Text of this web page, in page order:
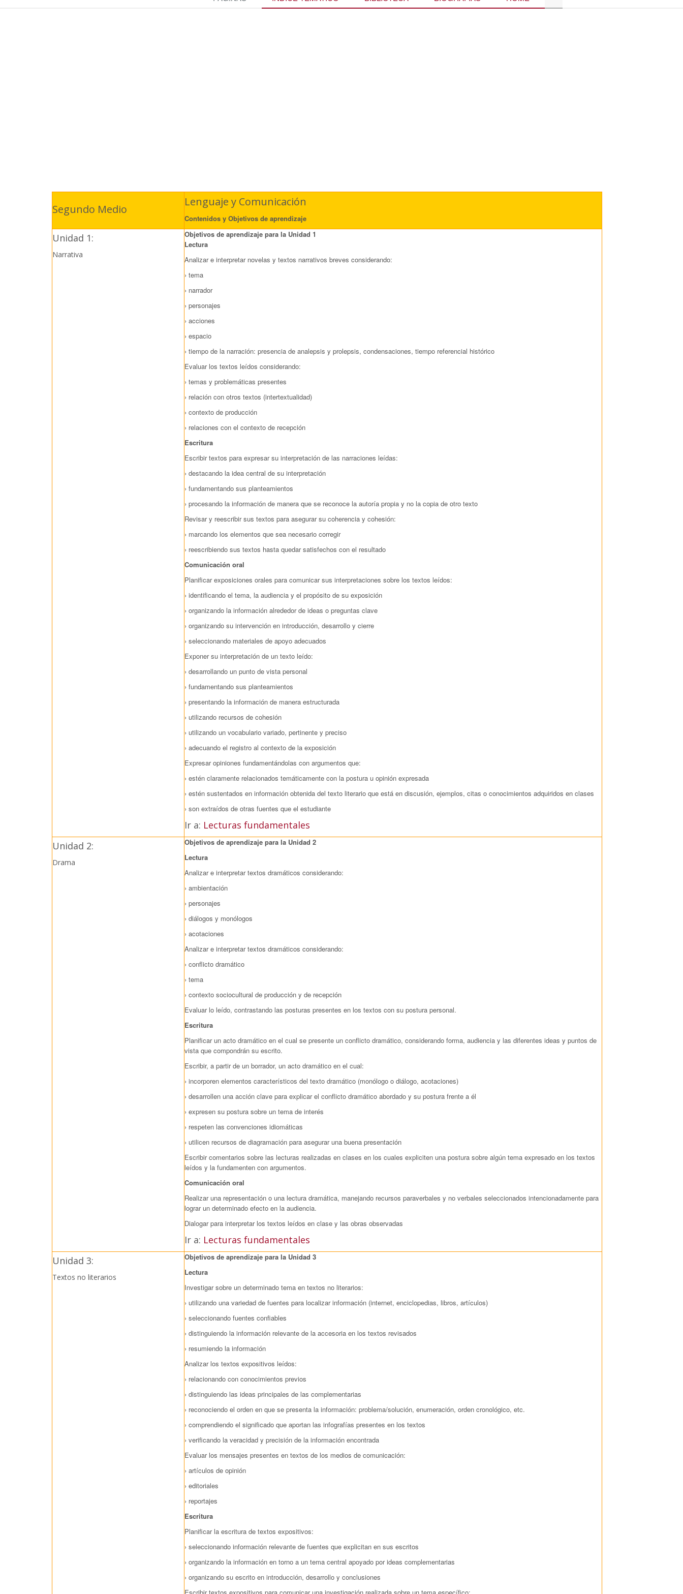
Segundo Medio
Lenguaje y Comunicación
Contenidos y Objetivos de aprendizaje
Unidad 1:
Narrativa
Objetivos de aprendizaje para la Unidad 1
Lectura
Analizar e interpretar novelas y textos narrativos breves considerando:
› tema
› narrador
› personajes
› acciones
› espacio
› tiempo de la narración: presencia de analepsis y prolepsis, condensaciones, tiempo referencial histórico
Evaluar los textos leídos considerando:
› temas y problemáticas presentes
› relación con otros textos (intertextualidad)
› contexto de producción
› relaciones con el contexto de recepción
Escritura
Escribir textos para expresar su interpretación de las narraciones leídas:
› destacando la idea central de su interpretación
› fundamentando sus planteamientos
› procesando la información de manera que se reconoce la autoría propia y no la copia de otro texto
Revisar y reescribir sus textos para asegurar su coherencia y cohesión:
› marcando los elementos que sea necesario corregir
› reescribiendo sus textos hasta quedar satisfechos con el resultado
Comunicación oral
Planificar exposiciones orales para comunicar sus interpretaciones sobre los textos leídos:
› identificando el tema, la audiencia y el propósito de su exposición
› organizando la información alrededor de ideas o preguntas clave
› organizando su intervención en introducción, desarrollo y cierre
› seleccionando materiales de apoyo adecuados
Exponer su interpretación de un texto leído:
› desarrollando un punto de vista personal
› fundamentando sus planteamientos
› presentando la información de manera estructurada
› utilizando recursos de cohesión
› utilizando un vocabulario variado, pertinente y preciso
› adecuando el registro al contexto de la exposición
Expresar opiniones fundamentándolas con argumentos que:
› estén claramente relacionados temáticamente con la postura u opinión expresada
› estén sustentados en información obtenida del texto literario que está en discusión, ejemplos, citas o conocimientos adquiridos en clases
› son extraídos de otras fuentes que el estudiante
Ir a: Lecturas fundamentales
Unidad 2:
Drama
Objetivos de aprendizaje para la Unidad 2
Lectura
Analizar e interpretar textos dramáticos considerando:
› ambientación
› personajes
› diálogos y monólogos
› acotaciones
Analizar e interpretar textos dramáticos considerando:
› conflicto dramático
› tema
› contexto sociocultural de producción y de recepción
Evaluar lo leído, contrastando las posturas presentes en los textos con su postura personal.
Escritura
Planificar un acto dramático en el cual se presente un conflicto dramático, considerando forma, audiencia y las diferentes ideas y puntos de
vista que compondrán su escrito.
Escribir, a partir de un borrador, un acto dramático en el cual:
› incorporen elementos característicos del texto dramático (monólogo o diálogo, acotaciones)
› desarrollen una acción clave para explicar el conflicto dramático abordado y su postura frente a él
› expresen su postura sobre un tema de interés
› respeten las convenciones idiomáticas
› utilicen recursos de diagramación para asegurar una buena presentación
Escribir comentarios sobre las lecturas realizadas en clases en los cuales expliciten una postura sobre algún tema expresado en los textos
leídos y la fundamenten con argumentos.
Comunicación oral
Realizar una representación o una lectura dramática, manejando recursos paraverbales y no verbales seleccionados intencionadamente para
lograr un determinado efecto en la audiencia.
Dialogar para interpretar los textos leídos en clase y las obras observadas
Ir a: Lecturas fundamentales
Unidad 3:
Textos no literarios
Objetivos de aprendizaje para la Unidad 3
Lectura
Investigar sobre un determinado tema en textos no literarios:
› utilizando una variedad de fuentes para localizar información (internet, enciclopedias, libros, artículos)
› seleccionando fuentes confiables
› distinguiendo la información relevante de la accesoria en los textos revisados
› resumiendo la información
Analizar los textos expositivos leídos:
› relacionando con conocimientos previos
› distinguiendo las ideas principales de las complementarias
› reconociendo el orden en que se presenta la información: problema/solución, enumeración, orden cronológico, etc.
› comprendiendo el significado que aportan las infografías presentes en los textos
› verificando la veracidad y precisión de la información encontrada
Evaluar los mensajes presentes en textos de los medios de comunicación:
› artículos de opinión
› editoriales
› reportajes
Escritura
Planificar la escritura de textos expositivos:
› seleccionando información relevante de fuentes que explicitan en sus escritos
› organizando la información en torno a un tema central apoyado por ideas complementarias
› organizando su escrito en introducción, desarrollo y conclusiones